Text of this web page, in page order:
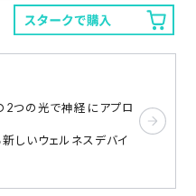
つの光で神経にアプロ
しいウェルネスデバイ